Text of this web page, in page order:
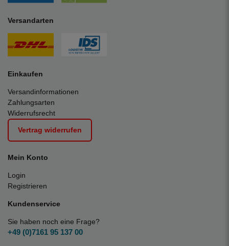
Versandarten
Einkaufen
Versandinformationen
Zahlungsarten
Widerrufsrecht
Vertrag widerrufen
Mein Konto
Login
Registrieren
Kundenservice
Sie haben noch eine Frage?
+49 (0)7161 95 137 00